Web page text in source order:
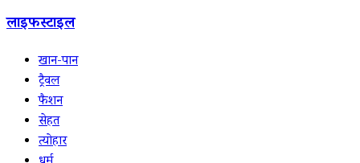
लाइफस्टाइल
खान-पान
ट्रैवल
फैशन
सेहत
त्योहार